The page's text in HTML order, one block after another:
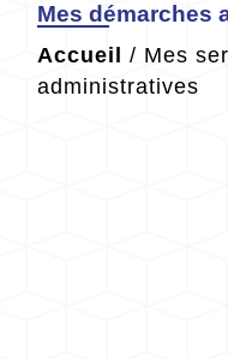
Mes démarches
Accueil / Mes
administratives